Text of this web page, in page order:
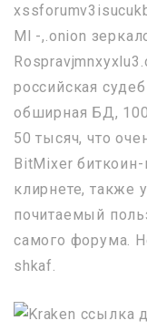
Ml -,.onion
российская
обширная БД,
50 тысяч, что
BitMixer
клирнете, также
почитаемый
самого форума.
shkaf.